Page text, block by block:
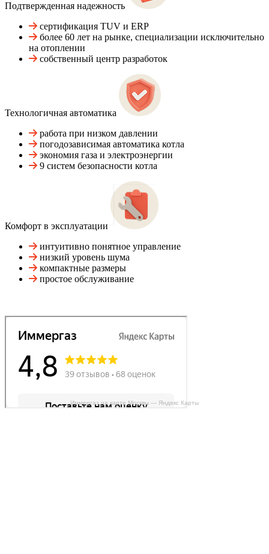
Подтвержденная надежность
сертификация TUV и ERP
более 60 лет на рынке, специализации исключительно
на отоплении
собственный центр разработок
Технологичная автоматика
работа при низком давлении
погодозависимая автоматика котла
экономия газа и электроэнергии
9 систем безопасности котла
Комфорт в эксплуатации
интуитивно понятное управление
низкий уровень шума
компактные размеры
простое обслуживание
Иммергаз на карте Москвы — Яндекс Карты